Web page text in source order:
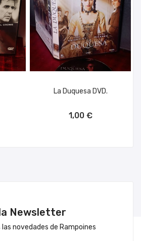
La Duquesa DVD.
1,00 €
Newsletter
novedades de Rampoines